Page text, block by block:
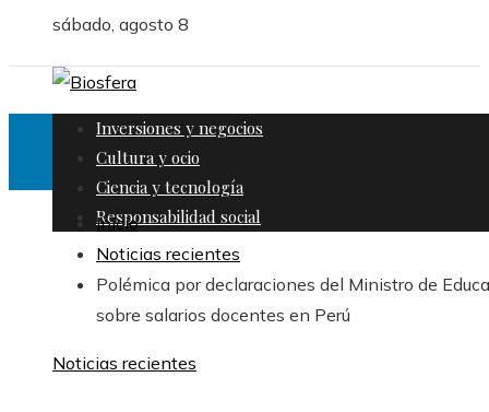
sábado, agosto 8
Inversiones y negocios
Cultura y ocio
Ciencia y tecnología
Responsabilidad social
Inicio
Noticias recientes
Polémica por declaraciones del Ministro de
sobre salarios docentes en Perú
Noticias recientes